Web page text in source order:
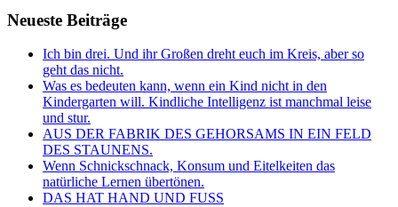
Neueste Beiträge
Ich bin drei. Und ihr Großen dreht euch im Kreis, aber so
geht das nicht.
Was es bedeuten kann, wenn ein Kind nicht in den
Kindergarten will. Kindliche Intelligenz ist manchmal leise
und stur.
AUS DER FABRIK DES GEHORSAMS IN EIN FELD
DES STAUNENS.
Wenn Schnickschnack, Konsum und Eitelkeiten das
natürliche Lernen übertönen.
DAS HAT HAND UND FUSS